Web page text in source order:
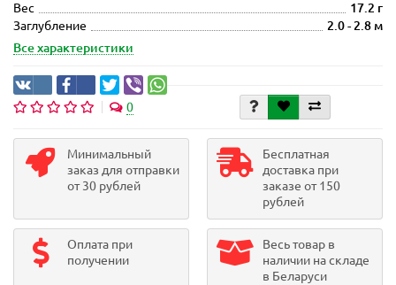
Вес
17.2 г
Заглубление
2.0 - 2.8 м
Все характеристики
0
Минимальный
заказ для отправки
от 30 рублей
Бесплатная
доставка при
заказе от 150
рублей
Оплата при
получении
Весь товар в
наличии на складе
в Беларуси